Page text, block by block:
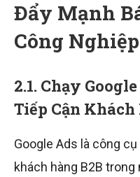
Đẩy Mạnh
Công Nghiệp
2.1. Chạy
Tiếp Cận Khách
Google Ads là công
khách hàng B2B